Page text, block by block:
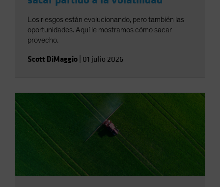
Los riesgos están evolucionando, pero también las
oportunidades. Aquí le mostramos cómo sacar
provecho.
Scott DiMaggio 01 julio 2026